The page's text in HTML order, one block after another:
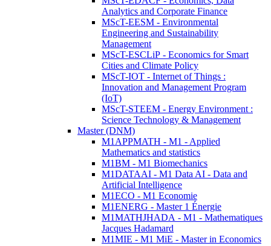
Analytics and Corporate Finance
MScT-EESM - Environmental
Engineering and Sustainability
Management
MScT-ESCLiP - Economics for Smart
Cities and Climate Policy
MScT-IOT - Internet of Things :
Innovation and Management Program
(IoT)
MScT-STEEM - Energy Environment :
Science Technology & Management
Master (DNM)
M1APPMATH - M1 - Applied
Mathematics and statistics
M1BM - M1 Biomechanics
M1DATAAI - M1 Data AI - Data and
Artificial Intelligence
M1ECO - M1 Economie
M1ENERG - Master 1 Énergie
M1MATHJHADA - M1 - Mathematiques
Jacques Hadamard
M1MIE - M1 MiE - Master in Economics